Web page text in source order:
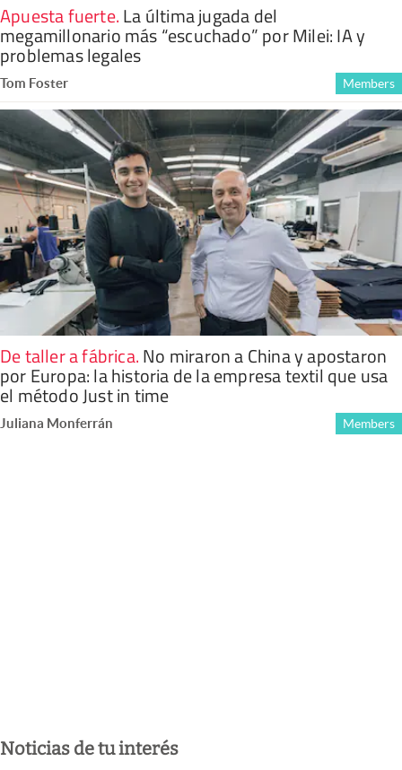
Apuesta fuerte.La última jugada del
megamillonario más “escuchado” por Milei: IA y
problemas legales
Tom Foster Members
De taller a fábrica.No miraron a China y apostaron
por Europa: la historia de la empresa textil que usa
el método Just in time
Juliana Monferrán Members
Noticias de tu interés